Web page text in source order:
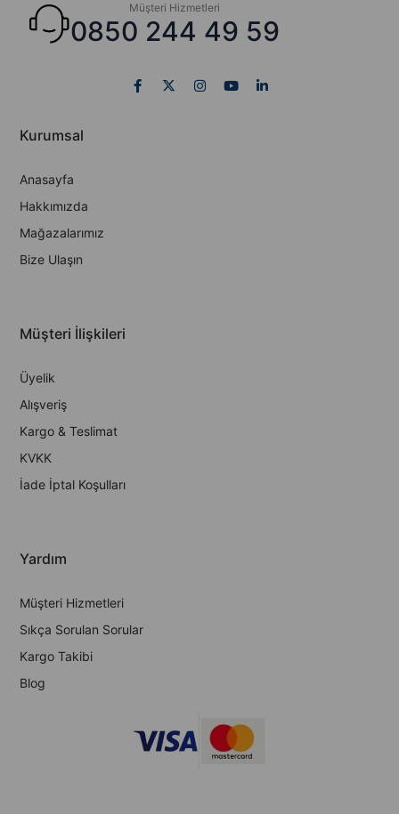
Müşteri Hizmetleri
0850 244 49 59
Kurumsal
Anasayfa
Hakkımızda
Mağazalarımız
Bize Ulaşın
Müşteri İlişkileri
Üyelik
Alışveriş
Kargo & Teslimat
KVKK
İade İptal Koşulları
Yardım
Müşteri Hizmetleri
Sıkça Sorulan Sorular
Kargo Takibi
Blog